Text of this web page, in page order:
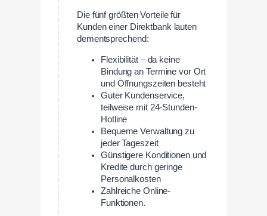
Die fünf größten Vorteile für
Kunden einer Direktbank lauten
dementsprechend:
Flexibilität – da keine
Bindung an Termine vor Ort
und Öffnungszeiten besteht
Guter Kundenservice,
teilweise mit 24-Stunden-
Hotline
Bequeme Verwaltung zu
jeder Tageszeit
Günstigere Konditionen und
Kredite durch geringe
Personalkosten
Zahlreiche Online-
Funktionen.